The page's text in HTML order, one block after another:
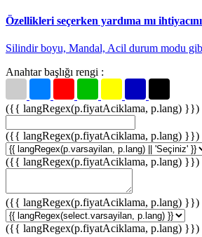
Özellikleri seçerken yardıma mı
Silindir boyu, Mandal, Acil durum modu
Anahtar başlığı rengi :
({{ langRegex(p.fiyatAciklama, p.lang) }})
({{ langRegex(p.fiyatAciklama, p.lang) }})
({{ langRegex(p.fiyatAciklama, p.lang) }})
({{ langRegex(p.fiyatAciklama, p.lang) }})
({{ langRegex(p.fiyatAciklama, p.lang) }})